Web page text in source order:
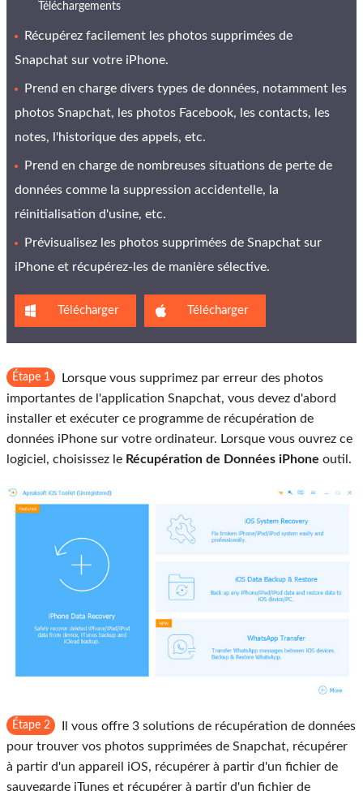
Téléchargements
Récupérez facilement les photos supprimées de
Snapchat sur votre iPhone.
Prend en charge divers types de données, notamment les
photos Snapchat, les photos Facebook, les contacts, les
notes, l'historique des appels, etc.
Prend en charge de nombreuses situations de perte de
données comme la suppression accidentelle, la
réinitialisation d'usine, etc.
Prévisualisez les photos supprimées de Snapchat sur
iPhone et récupérez-les de manière sélective.
Télécharger Télécharger
Étape 1
Lorsque vous supprimez par erreur des photos
importantes de l'application Snapchat, vous devez d'abord
installer et exécuter ce programme de récupération de
données iPhone sur votre ordinateur. Lorsque vous ouvrez ce
logiciel, choisissez le Récupération de Données iPhone outil.
Étape 2
Il vous offre 3 solutions de récupération de données
pour trouver vos photos supprimées de Snapchat, récupérer
à partir d'un appareil iOS, récupérer à partir d'un fichier de
sauvegarde iTunes et récupérer à partir d'un fichier de